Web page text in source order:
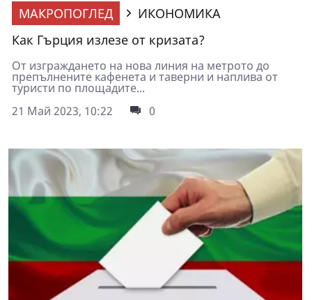
МАКРОПОГЛЕД
ИКОНОМИКА
Как Гърция излезе от кризата?
От изграждането на нова линия на метрото до
препълнените кафенета и таверни и наплива от
туристи по площадите...
21 Май 2023, 10:22
0